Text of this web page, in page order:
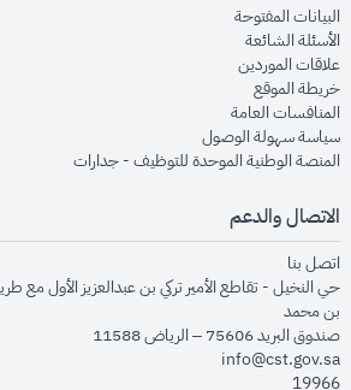
البيانات المفتوحةopens in new window
الأسئلة الشائعةopens in new window
علاقات الموردينopens in new window
خريطة الموقعopens in new window
المنافسات العامةopens in new window
سياسة سهولة الوصولopens in new window
المنصة الوطنية الموحدة للتوظيف - جداراتwindow
الاتصال والدعم
اتصل بنا
حي النخيل - تقاطع الأمير تركي بن عبدالعزيز الأول مع
بن محمد
صندوق البريد 75606 – الرياض 11588
info@cst.gov.sa
19966